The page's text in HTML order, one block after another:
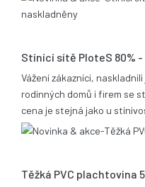
Stínící sítě PloteS 80% -
Vážení zákazníci,
rodinných domů i firem se
cena je stejná jako u
Těžká PVC plachtovina